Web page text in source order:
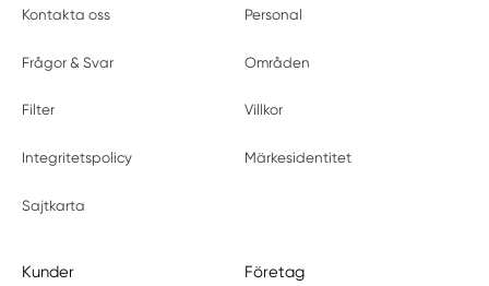
Kontakta oss Personal
Frågor & Svar Områden
Filter Villkor
Integritetspolicy Märkesidentitet
Sajtkarta
Kunder Företag